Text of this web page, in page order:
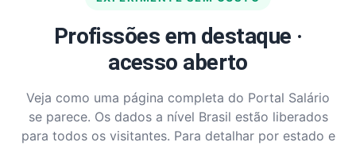
Profissões em destaque ·
acesso aberto
Veja como uma página completa do Portal Salário
se parece. Os dados a nível Brasil estão liberados
para todos os visitantes. Para detalhar por estado e